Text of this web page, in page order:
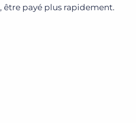
être payé plus rapidement.